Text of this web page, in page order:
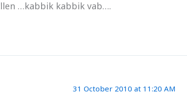
…kabbik kabbik vab….
31 October 2010 at 11:20 AM